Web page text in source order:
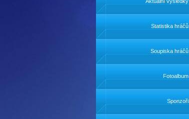
Statistika hráčů
Soupiska hráčů
Fotoalbum
Sponzoři